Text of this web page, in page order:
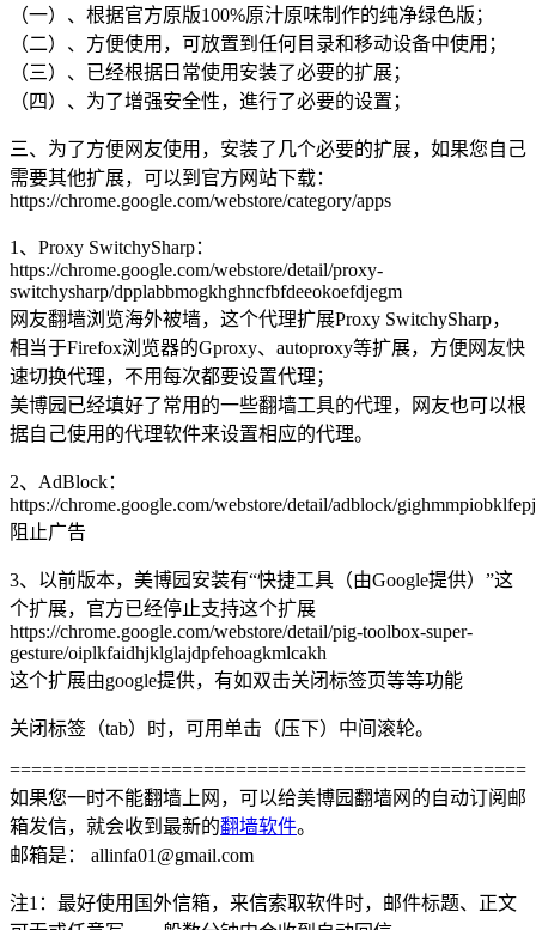
（一）、根据官方原版100%原汁原味制作的纯净绿色版；
（二）、方便使用，可放置到任何目录和移动设备中使用；
（三）、已经根据日常使用安装了必要的扩展；
（四）、为了增强安全性，進行了必要的设置；
三、为了方便网友使用，安装了几个必要的扩展，如果您自己
需要其他扩展，可以到官方网站下载：
https://chrome.google.com/webstore/category/apps
1、Proxy SwitchySharp：
https://chrome.google.com/webstore/detail/proxy-
switchysharp/dpplabbmogkhghncfbfdeeokoefdjegm
网友翻墙浏览海外被墙，这个代理扩展Proxy SwitchySharp，
相当于Firefox浏览器的Gproxy、autoproxy等扩展，方便网友快
速切换代理，不用每次都要设置代理；
美博园已经填好了常用的一些翻墙工具的代理，网友也可以根
据自己使用的代理软件来设置相应的代理。
2、AdBlock：
https://chrome.google.com/webstore/detail/adblock/
阻止广告
3、以前版本，美博园安装有“快捷工具（由Google提供）”这
个扩展，官方已经停止支持这个扩展
https://chrome.google.com/webstore/detail/pig-toolbox-super-
gesture/oiplkfaidhjklglajdpfehoagkmlcakh
这个扩展由google提供，有如双击关闭标签页等等功能
关闭标签（tab）时，可用单击（压下）中间滚轮。
================================================
如果您一时不能翻墙上网，可以给美博园翻墙网的自动订阅邮
箱发信，就会收到最新的翻墙软件。
邮箱是： allinfa01@gmail.com
注1：最好使用国外信箱，来信索取软件时，邮件标题、正文